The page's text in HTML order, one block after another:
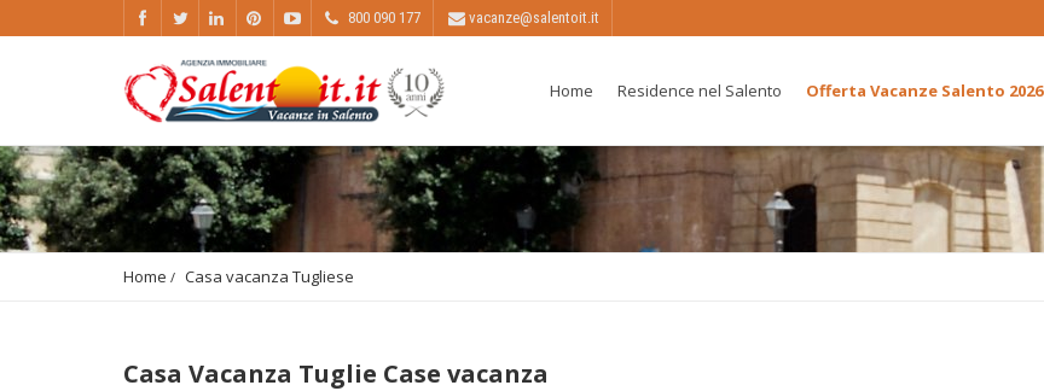
800 090 177 vacanze@salentoit.it
Home Residence nel Salento Offerta Vacanze Salento 2026
Home Casa vacanza Tugliese
Casa Vacanza Tuglie Case vacanza